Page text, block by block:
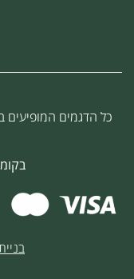
כל הדגמים המופיעים